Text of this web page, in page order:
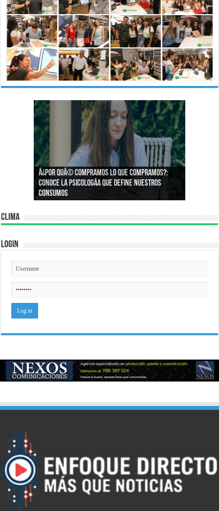
Â¿CÃ³mo podemos asegurar un espacio de
igualdad en el trabajo?
Â¿Por quÃ© compramos lo que compramos?:
Conoce la psicologÃ­a que define nuestros
consumos
Clima
Login